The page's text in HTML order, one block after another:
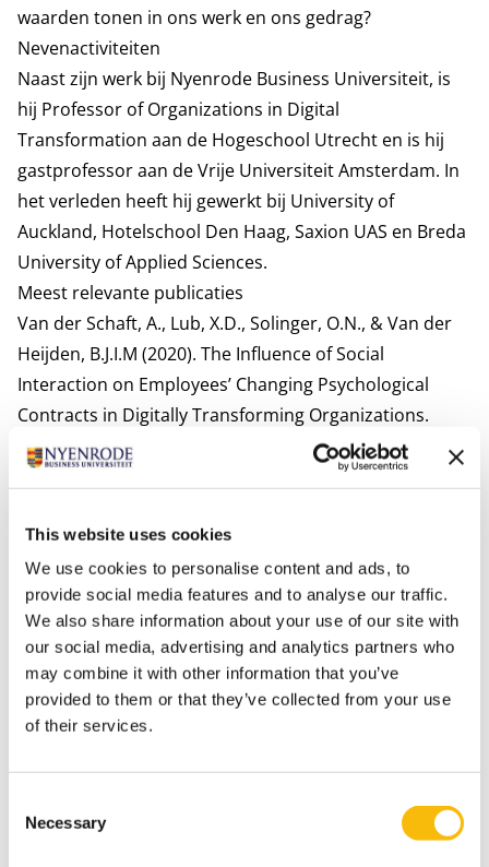
This website uses cookies
We use cookies to personalise content and ads, to
provide social media features and to analyse our traffic.
We also share information about your use of our site with
our social media, advertising and analytics partners who
may combine it with other information that you’ve
provided to them or that they’ve collected from your use
of their services.
Selection
Necessary
waarden tonen in ons werk en ons gedrag?
Nevenactiviteiten
Naast zijn werk bij Nyenrode Business Universiteit, is
hij Professor of Organizations in Digital
Transformation aan de Hogeschool Utrecht en is hij
gastprofessor aan de Vrije Universiteit Amsterdam. In
het verleden heeft hij gewerkt bij University of
Auckland, Hotelschool Den Haag, Saxion UAS en Breda
University of Applied Sciences.
Meest relevante publicaties
Van der Schaft, A., Lub, X.D., Solinger, O.N., & Van der
Heijden, B.J.I.M (2020). The Influence of Social
Interaction on Employees’ Changing Psychological
Contracts in Digitally Transforming Organizations.
European Journal of Work & Organizational Psychology
29(2), 164-182.
Lub, X.D. (2020). An emotional rollercoaster:
Electrophysiological evidence of emotional
engagement during a rollercoaster ride with and
without a Virtual Reality add-on. Journal of Hospitality
& Tourism Research. (online first).
Bergs, Y., & Lub, X.D. (2020). International Human
Resource Management in the Hospitality Industry. In:
Management.
pp. 279-295. New York, NY: Routledge.